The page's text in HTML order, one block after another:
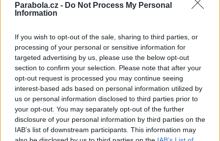
Parabola.cz - Do Not Process My Personal
Information
If you wish to opt-out of the sale, sharing to third parties, or
processing of your personal or sensitive information for
targeted advertising by us, please use the below opt-out
section to confirm your selection. Please note that after your
opt-out request is processed you may continue seeing
interest-based ads based on personal information utilized by
us or personal information disclosed to third parties prior to
your opt-out. You may separately opt-out of the further
disclosure of your personal information by third parties on the
IAB’s list of downstream participants. This information may
Top témata
LM v novej sezóne
Web skylink a pristup k
zakaznikom
Stabilizace zásuvky 230 V
Kde robím chybu? alebo
skôr mi to nejde do hlavy
Magio 300e faktúra za 1m
kábla
Monoblok quad + 3